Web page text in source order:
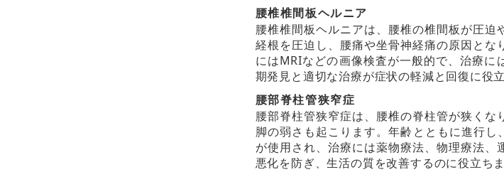
腰椎椎間板ヘルニア
腰椎椎間板ヘルニアは、腰椎の椎間板が圧
経根を圧迫し、腰痛や坐骨神経痛の原因と
にはMRIなどの画像検査が一般的で、治療
期発見と適切な治療が症状の軽減と回復に役立
腰部脊柱管狭窄症
腰部脊柱管狭窄症は、腰椎の脊柱管が狭く
脚の弱さも起こります。年齢とともに進行
が使用され、治療には薬物療法、物理療法
悪化を防ぎ、生活の質を改善するのに役立ちま